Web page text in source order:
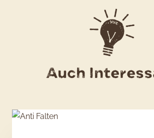
Auch